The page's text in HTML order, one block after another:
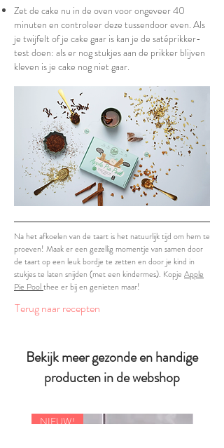
Zet de cake nu in de oven voor ongeveer 40
minuten en controleer deze tussendoor even. Als
je twijfelt of je cake gaar is kan je de satéprikker-
test doen: als er nog stukjes aan de prikker blijven
kleven is je cake nog niet gaar.
Na het afkoelen van de taart is het natuurlijk tijd om hem te
proeven! Maak er een gezellig momentje van samen door
de taart op een leuk bordje te zetten en door je kind in
stukjes te laten snijden (met een kindermes). Kopje Apple
Pie Poolthee er bij en genieten maar!
Terug naar recepten
Bekijk meer gezonde en handige
producten in de webshop
NIEUW!